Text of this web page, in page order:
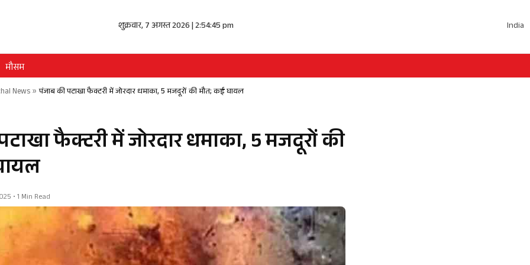
शुक्रवार, 7 अगस्त 2026 | 2:54:46 pm India
मौसम
News» पंजाब की पटाखा फैक्टरी में जोरदार धमाका, 5 मजदूरों की मौत; कई घायल
फैक्टरी में जोरदार धमाका, 5 मजदूरों की
• 1 Min Read